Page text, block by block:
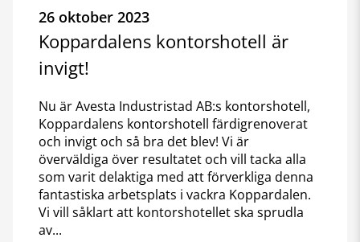
26 oktober 2023
Koppardalens kontorshotell är
invigt!
Nu är Avesta Industristad AB:s kontorshotell,
Koppardalens kontorshotell färdigrenoverat
och invigt och så bra det blev! Vi är
överväldiga över resultatet och vill tacka alla
som varit delaktiga med att förverkliga denna
fantastiska arbetsplats i vackra Koppardalen.
Vi vill såklart att kontorshotellet ska sprudla
av...